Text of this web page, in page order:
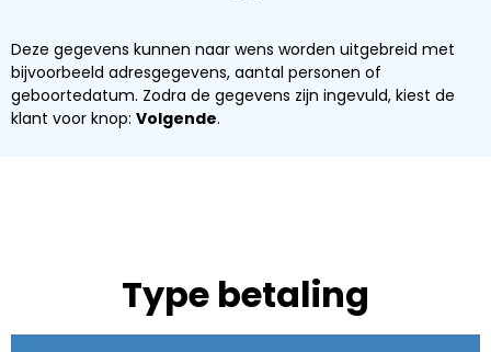
Deze gegevens kunnen naar wens worden uitgebreid met
bijvoorbeeld adresgegevens, aantal personen of
geboortedatum. Zodra de gegevens zijn ingevuld, kiest de
klant voor knop: Volgende.
Type betaling